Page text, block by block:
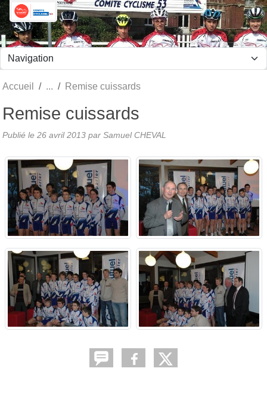
Accueil Remise cuissards
Remise cuissards
Publié le 26 avril 2013 par Samuel CHEVAL
Panneau de gestion des cookies